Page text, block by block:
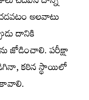
అలవాటు
దానికి
జోడించాలి. పరీక్షా
కఠిన స్థాయిలో
కావాలి.